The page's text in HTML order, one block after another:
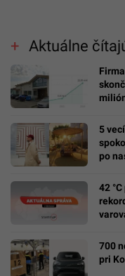
Aktuálne
5
po
42
700
pri